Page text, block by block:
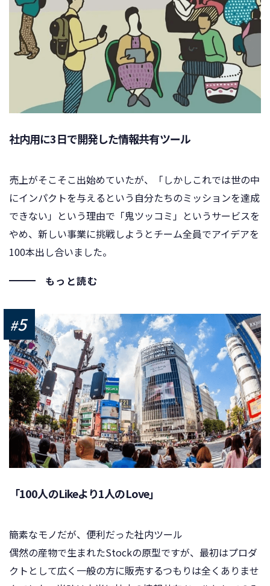
社内用に3日で開発した情報共有ツール
売上がそこそこ出始めていたが、「しかしこれでは世の中
にインパクトを与えるという自分たちのミッションを達成
できない」という理由で「鬼ツッコミ」というサービスを
やめ、新しい事業に挑戦しようとチーム全員でアイデアを
100本出し合いました。
もっと読む
#5
「100人のLikeより1人のLove」
簡素なモノだが、便利だった社内ツール
偶然の産物で生まれたStockの原型ですが、最初はプロダ
クトとして広く一般の方に販売するつもりは全くありませ